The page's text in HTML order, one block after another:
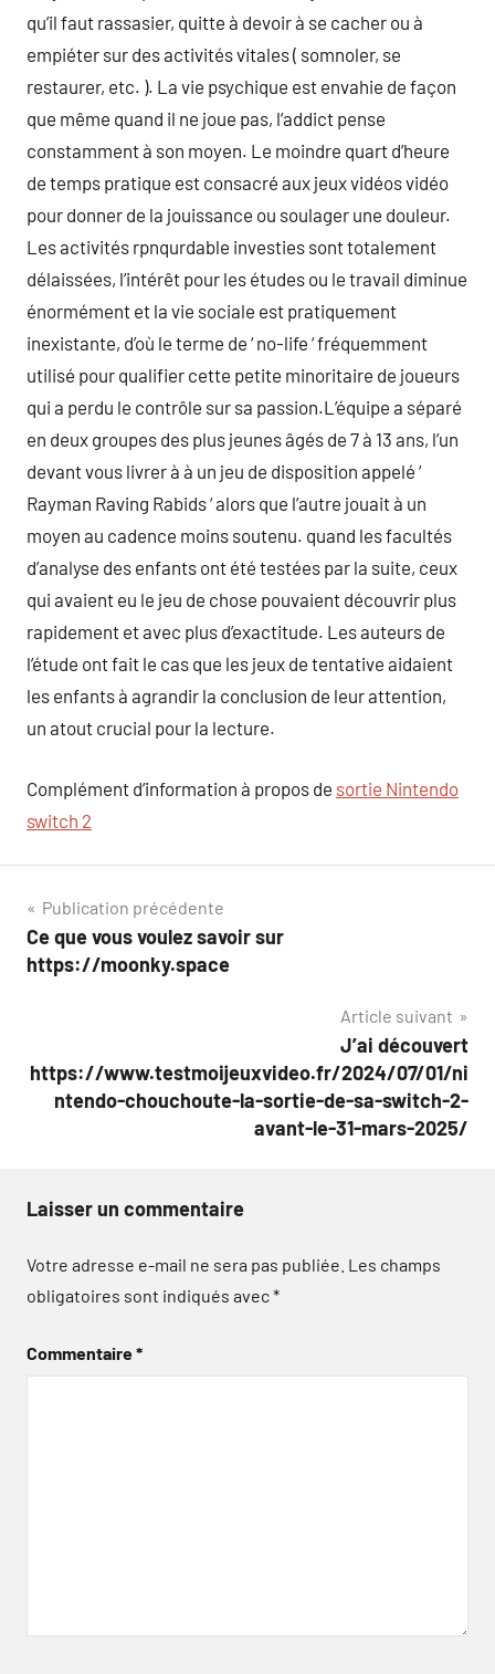
qu’il faut rassasier, quitte à devoir à se cacher ou à
empiéter sur des activités vitales ( somnoler, se
restaurer, etc. ). La vie psychique est envahie de façon
que même quand il ne joue pas, l’addict pense
constamment à son moyen. Le moindre quart d’heure
de temps pratique est consacré aux jeux vidéos vidéo
pour donner de la jouissance ou soulager une douleur.
Les activités rpnqurdable investies sont totalement
délaissées, l’intérêt pour les études ou le travail diminue
énormément et la vie sociale est pratiquement
inexistante, d’où le terme de ‘ no-life ‘ fréquemment
utilisé pour qualifier cette petite minoritaire de joueurs
qui a perdu le contrôle sur sa passion.L’équipe a séparé
en deux groupes des plus jeunes âgés de 7 à 13 ans, l’un
devant vous livrer à à un jeu de disposition appelé ‘
Rayman Raving Rabids ‘ alors que l’autre jouait à un
moyen au cadence moins soutenu. quand les facultés
d’analyse des enfants ont été testées par la suite, ceux
qui avaient eu le jeu de chose pouvaient découvrir plus
rapidement et avec plus d’exactitude. Les auteurs de
l’étude ont fait le cas que les jeux de tentative aidaient
les enfants à agrandir la conclusion de leur attention,
un atout crucial pour la lecture.
Complément d’information à propos de sortie Nintendo
switch 2
Navigation
de
Publication précédente
Ce que vous voulez savoir sur
https://moonky.space
Article suivant
J’ai découvert
https://www.testmoijeuxvideo.fr/2024/07/01/ni
ntendo-chouchoute-la-sortie-de-sa-switch-2-
avant-le-31-mars-2025/
Laisser un commentaire
Votre adresse e-mail ne sera pas publiée. Les champs
obligatoires sont indiqués avec*
Commentaire*